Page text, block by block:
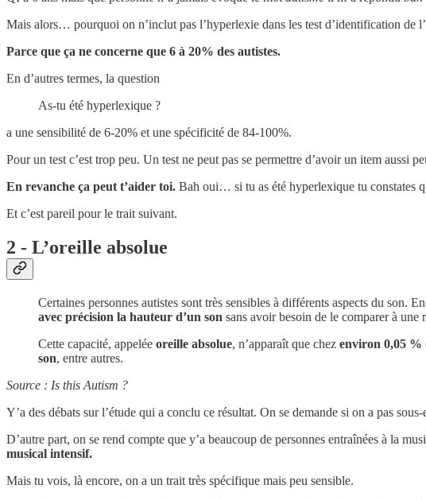
Mais alors… pourquoi on n’inclut pas l’hyperlexie dans les test d’identification de
Parce que ça ne concerne que 6 à 20% des autistes.
En d’autres termes, la question
As-tu été hyperlexique ?
a une sensibilité de 6-20% et une spécificité de 84-100%.
Pour un test c’est trop peu. Un test ne peut pas se permettre d’avoir un item aussi
En revanche ça peut t’aider toi. Bah oui… si tu as été hyperlexique tu constates
Et c’est pareil pour le trait suivant.
2 - L’oreille absolue
Certaines personnes autistes sont très sensibles à différents aspects du son.
avec précision la hauteur d’un son sans avoir besoin de le comparer à
Cette capacité, appelée oreille absolue, n’apparaît que chez environ 0,05 %
son, entre autres.
Source : Is this Autism ?
Y’a des débats sur l’étude qui a conclu ce résultat. On se demande si on a pas
D’autre part, on se rend compte que y’a beaucoup de personnes entraînées à la
musical intensif.
Mais tu vois, là encore, on a un trait très spécifique mais peu sensible.